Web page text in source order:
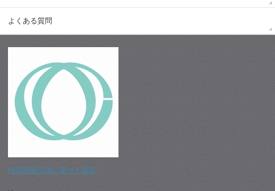
よくある質問
特定商取引法に基づく表記